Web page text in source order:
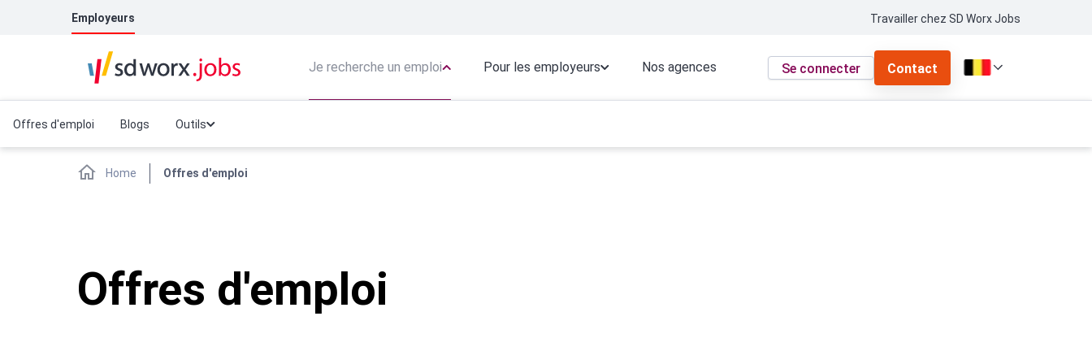
Employeurs Travailler chez SD Worx Jobs
Je recherche un emploi
Offres d'emploi Blogs Outils
Pour les employeurs Nos agences Se connecter Contact
Home Offres d'emploi
Offres d'emploi